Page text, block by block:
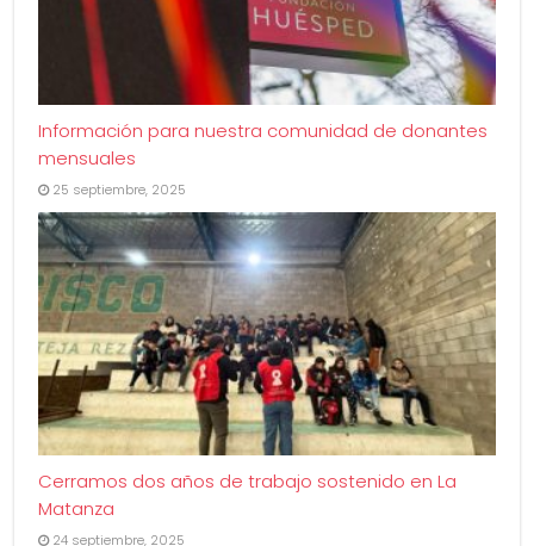
Información para nuestra comunidad de donantes
mensuales
25 septiembre, 2025
Cerramos dos años de trabajo sostenido en La
Matanza
24 septiembre, 2025